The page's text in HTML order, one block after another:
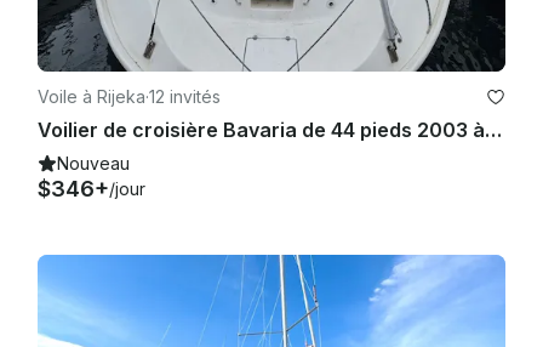
Voile à Rijeka·12 invités
Voilier de croisière Bavaria de 44 pieds 2003 à louer à Rijeka
Nouveau
$346+/jour